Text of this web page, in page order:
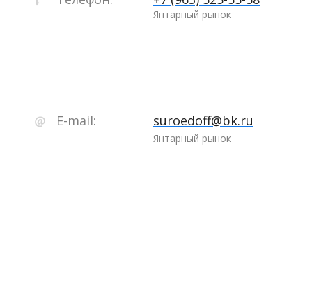
Янтарный рынок
E-mail: suroedoff@bk.ru
Янтарный рынок